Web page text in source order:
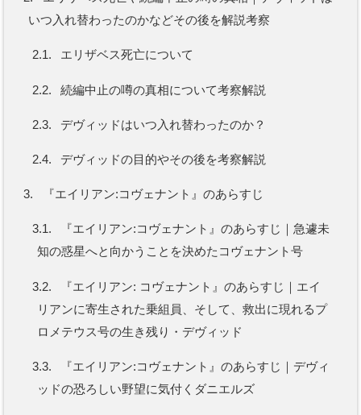
いつ入れ替わったのかなどその後を解説考察
2.1. エリザベス死亡について
2.2. 続編中止の噂の真相について考察解説
2.3. デヴィッドはいつ入れ替わったのか？
2.4. デヴィッドの目的やその後を考察解説
3. 『エイリアン:コヴェナント』のあらすじ
3.1.
『エイリアン:コヴェナント』のあらすじ｜急遽未
知の惑星へと向かうことを決めたコヴェナント号
3.2.
『エイリアン: コヴェナント』のあらすじ｜エイ
リアンに寄生された乗組員、そして、救出に現れるプ
ロメテウス号の生き残り・デヴィッド
3.3.
『エイリアン:コヴェナント』のあらすじ｜デヴィ
ッドの恐ろしい野望に気付くダニエルズ